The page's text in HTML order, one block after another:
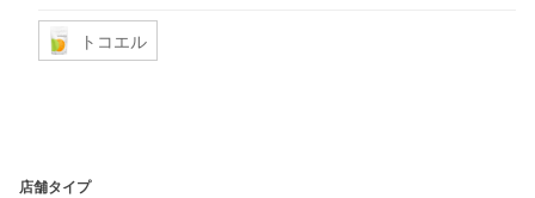
トコエル
店舗タイプ